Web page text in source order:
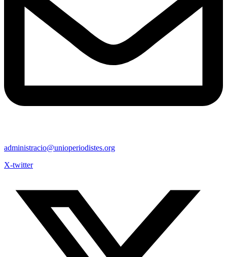
administracio@unioperiodistes.org
X-twitter